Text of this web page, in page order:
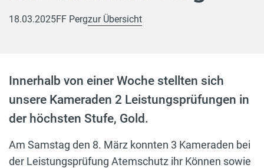
18.03.2025FF Pergzur Übersicht
Innerhalb von einer Woche stellten sich
unsere Kameraden 2 Leistungsprüfungen in
der höchsten Stufe, Gold.
Am Samstag den 8. März konnten 3 Kameraden bei
der Leistungsprüfung Atemschutz ihr Können sowie